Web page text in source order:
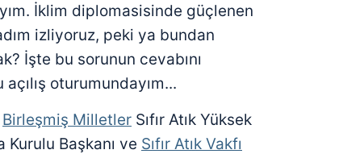
İklim diplomasisinde güçlenen
izliyoruz, peki ya bundan
İşte bu sorunun cevabını
açılış oturumundayım...
Birleşmiş Milletler Sıfır Atık Yüksek
Başkanı ve Sıfır Atık Vakfı